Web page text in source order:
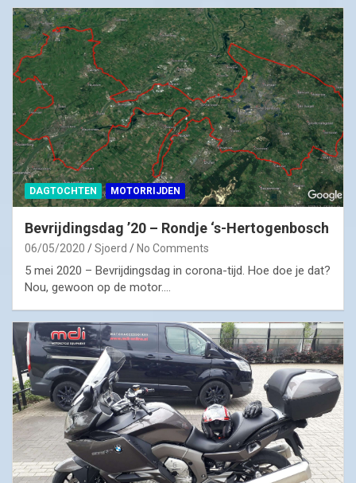
DAGTOCHTEN MOTORRIJDEN
Bevrijdingsdag ’20 – Rondje ‘s-Hertogenbosch
06/05/2020 Sjoerd No Comments
5 mei 2020 – Bevrijdingsdag in corona-tijd. Hoe doe je dat?
Nou, gewoon op de motor.…